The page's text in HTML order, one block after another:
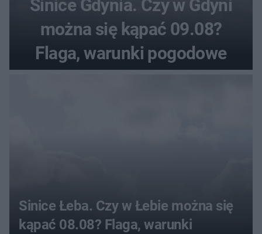
Sinice Gdynia. Czy w Gdyni
można się kąpać 09.08?
Flaga, warunki pogodowe
Sinice Łeba. Czy w Łebie można się
kąpać 08.08? Flaga, warunki